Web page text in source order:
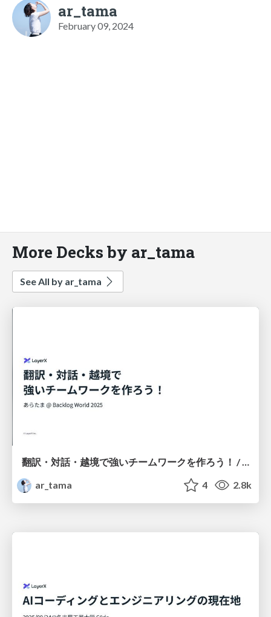
ar_tama
February 09, 2024
More Decks by ar_tama
See All by ar_tama
翻訳・対話・越境で強いチームワークを作ろう！ / Building Strong Teamwork through Interpretation, Dialogue, and Border-Crossing
ar_tama
4 2.8k